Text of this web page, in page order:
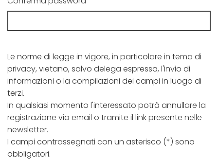
Le norme di legge in vigore, in particolare in tema di
privacy, vietano, salvo delega espressa, l'invio di
informazioni o la compilazioni dei campi in luogo di
terzi.
In qualsiasi momento l'interessato potrà annullare la
registrazione via email o tramite il link presente nelle
newsletter.
I campi contrassegnati con un asterisco (*) sono
obbligatori.